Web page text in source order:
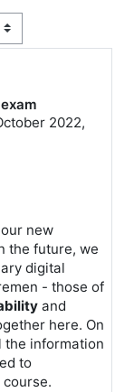
2022,
new
the future, we
digital
- those of
and
here. On
the information
to